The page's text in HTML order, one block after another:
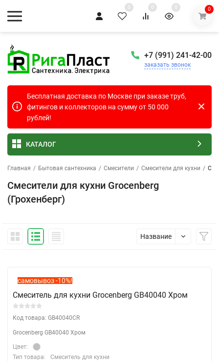
0 0 0 0
+7 (991) 241-42-00
заказать звонок
Бесплатная доставка по Москве при заказе труб,
фитингов и коллекторов на сумму от 50 000
рублей!
КАТАЛОГ
Главная / Бытовая сантехника / Смесители / Смесители для кухни /
Смесители для кухни Grocenberg
(Грохенберг)
Название
самовывоз -10%!
Смеситель для кухни Grocenberg GB40040 Хром
Код товара: GB40040CR
Grocenberg GB40040 Хром
Цвет:
Тип товара:
Смеситель для кухни